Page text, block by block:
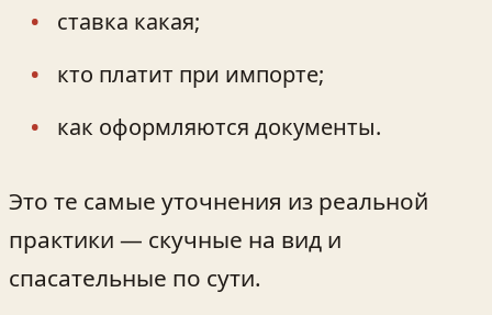
ставка какая;
кто платит при импорте;
как оформляются документы.
Это те самые уточнения из реальной
практики — скучные на вид и
спасательные по сути.